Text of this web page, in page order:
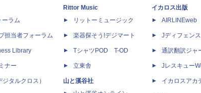
ーラム
担当者フォーラム
Library
ナー
タルクロス）
Rittor Music
リットーミュージック
楽器探そう!デジマート
TシャツPOD T-OD
立東舎
山と溪谷社
イカロス出版
AIRLINEweb
Jディフェン
通訳翻訳ジャ
Jレスキュー
イカロスアカ